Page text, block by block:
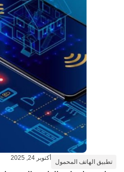
تطبيق الهاتف المحمول
أكتوبر 24, 2025